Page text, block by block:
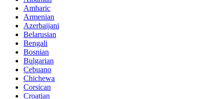
Amharic
Armenian
Azerbaijani
Belarusian
Bengali
Bosnian
Bulgarian
Cebuano
Chichewa
Corsican
Croatian